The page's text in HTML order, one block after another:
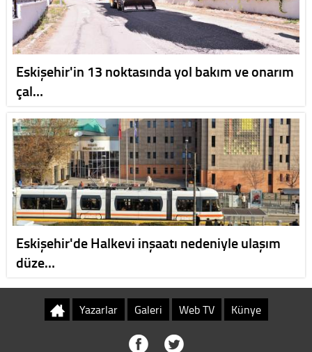
Eskişehir'in 13 noktasında yol bakım ve onarım
çal…
Eskişehir'de Halkevi inşaatı nedeniyle ulaşım
düze…
Yazarlar Galeri Web TV Künye